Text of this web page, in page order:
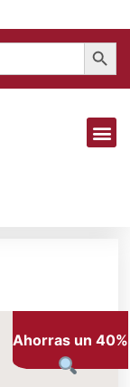
Search
Ahorras un 40%